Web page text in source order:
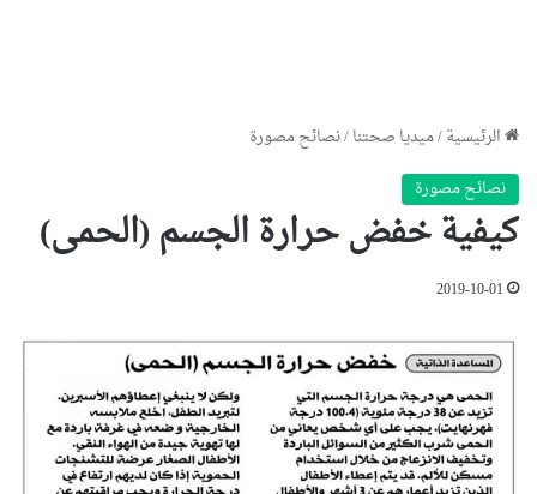
الرئيسية/ميديا صحتنا/نصائح مصورة
نصائح مصورة
كيفية خفض حرارة الجسم (الحمى)
2019-10-01